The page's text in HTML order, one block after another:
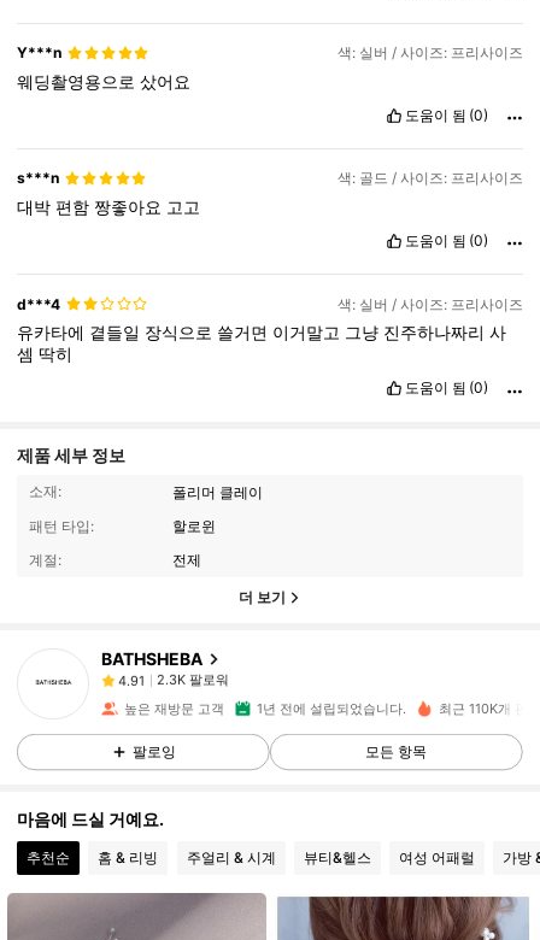
Y***n 색: 실버 / 사이즈: 프리사이즈
웨딩촬영용으로샀어요
도움이 됨 (0)
s***n 색: 골드 / 사이즈: 프리사이즈
대박편함 짱좋아요 고고
도움이 됨 (0)
d***4 색: 실버 / 사이즈: 프리사이즈
유카타에 곁들일 장식으로 쓸거면 이거말고 그냥 진주하나짜리사
셈 딱히
도움이 됨 (0)
제품 세부 정보
소재:
폴리머 클레이
패턴 타입:
할로윈
계절:
전제
더 보기
BATHSHEBA
4.91
2.3K 팔로워
h***2이(가)하루 전에
4.91 2.3K 팔로워
4.91 2.3K 팔로워
2.3K 팔로워
높은 재방문 고객 1년 전에 설립되었습니다. 최근 110K개 판
팔로잉 모든 항목
마음에 드실 거예요.
추천순 홈 & 리빙 주얼리 & 시계 뷰티&헬스 여성 어패럴 가방